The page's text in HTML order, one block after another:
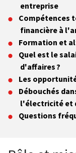
entreprise
Compétences
financière à
Formation et
Quel est le
d'affaires ?
Les
Débouchés
l'électricité et
Questions